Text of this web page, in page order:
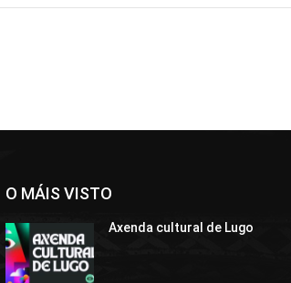
O MÁIS VISTO
Axenda cultural de Lugo